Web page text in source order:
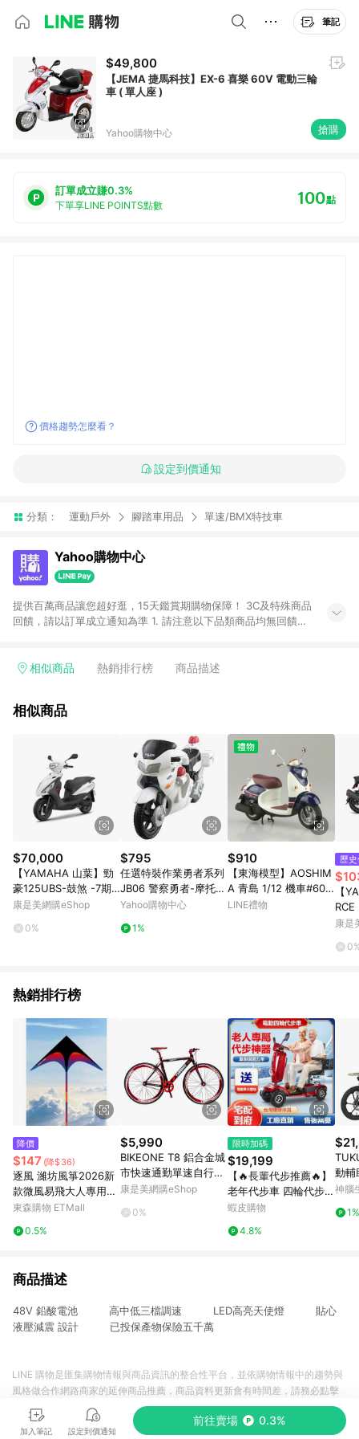
筆記
$49,800
【JEMA 捷馬科技】EX-6 喜樂 60V 電動三輪
車 ( 單人座 )
Yahoo購物中心 搶購
訂單成立賺0.3%
下單享LINE POINTS點數 100點
價格趨勢怎麼看？
設定到價通知
分類： 運動戶外 腳踏車用品 單速/BMX特技車
Yahoo購物中心
提供百萬商品讓您超好逛，15天鑑賞期購物保障！ 3C及特殊商品
回饋，請以訂單成立通知為準 1. 請注意以下品類商品均無回饋：
電玩/遊戲/相機/單眼/鏡頭/拍立得 [2024/6/1起適用] -內接硬
的購回饋活動享Yahoo超贈點回饋者 - 購物中心商店之商品：商
3. 訂單回饋金額將扣除運費/購物金/超贈點/福利金/紅利折抵/折
價券等虛擬貨幣折抵 4. 大宗採購或批發轉賣不具回饋資格： 如
有相關事證認定您為大宗採購、批發轉賣而非最終消費使用者，
相關認定以Yahoo購物中心之認定為準
相似商品 熱銷排行榜 商品描述
相似商品
$70,000
【YAMAHA 山葉】勁
豪125UBS-鼓煞 -7期 -
2025年新車-白深灰_
康是美網購eShop
0%
$795
任選特裝作業勇者系列
JB06 警察勇者-摩托車
特裝 (本田 VFR 警用摩
Yahoo購物中心
1%
$910
【東海模型】AOSHIM
A 青島 1/12 機車#60
山葉Vino’13 深灰金屬
LINE禮物
歷
【
CS
康是
熱銷排行榜
降價
$147 (降$36)
逐風 濰坊風箏2026新
款微風易飛大人專用成
人兒童中大型風箏
東森購物 ETMall
0.5%
$5,990
BIKEONE T8 鋁合金城
市快速通勤單速自行車
700C fixed gear標配
女學生單車(綠/橘/紅)-
康是美網購eShop
0%
限時加碼
$19,199
【🔥長輩代步推薦🔥】
老年代步車 四輪代步車
電動四輪車 電動車老人
車 長輩代步四輪車
蝦皮購物
4.8%
動輔
神腦
1%
商品描述
48V 鉛酸電池 高中低三檔調速 LED高亮天使燈 貼心
液壓減震 設計 已投保產物保險五千萬
加入筆記 設定到價通知
前往賣場 0.3%
LINE 購物是匯集購物情報與商品資訊的整合性平台，並依購物情報中的趨勢與
風格做合作網路商家的延伸商品推薦，商品資料更新會有時間差，請務必點擊
商品至各合作網路商家，確認現售價與購物條件，一切資訊以合作廠商網頁為
準。